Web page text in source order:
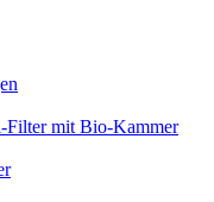
Filter mit Bio-Kammer